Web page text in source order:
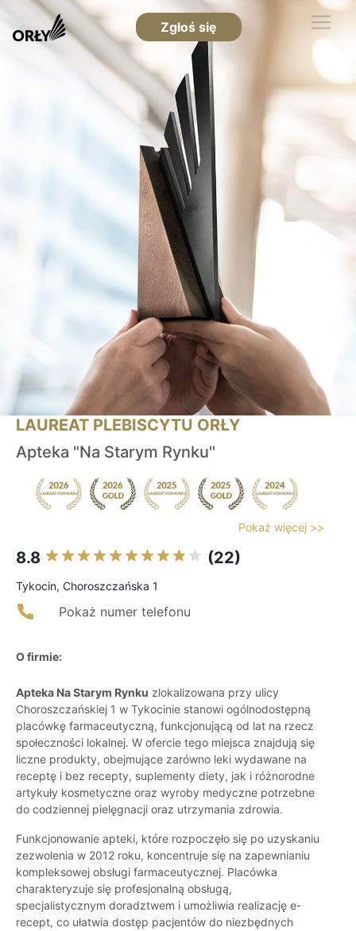
Zgłoś się
LAUREAT PLEBISCYTU ORŁY
Apteka "Na Starym Rynku"
Pokaż więcej >>
8.8 (22)
Tykocin, Choroszczańska 1
Pokaż numer telefonu
O firmie:
Apteka Na Starym Rynku zlokalizowana przy ulicy
Choroszczańskiej 1 w Tykocinie stanowi ogólnodostępną
placówkę farmaceutyczną, funkcjonującą od lat na rzecz
społeczności lokalnej. W ofercie tego miejsca znajdują się
liczne produkty, obejmujące zarówno leki wydawane na
receptę i bez recepty, suplementy diety, jak i różnorodne
artykuły kosmetyczne oraz wyroby medyczne potrzebne
do codziennej pielęgnacji oraz utrzymania zdrowia.
Funkcjonowanie apteki, które rozpoczęło się po uzyskaniu
zezwolenia w 2012 roku, koncentruje się na zapewnianiu
kompleksowej obsługi farmaceutycznej. Placówka
charakteryzuje się profesjonalną obsługą,
specjalistycznym doradztwem i umożliwia realizację e-
recept, co ułatwia dostęp pacjentów do niezbędnych